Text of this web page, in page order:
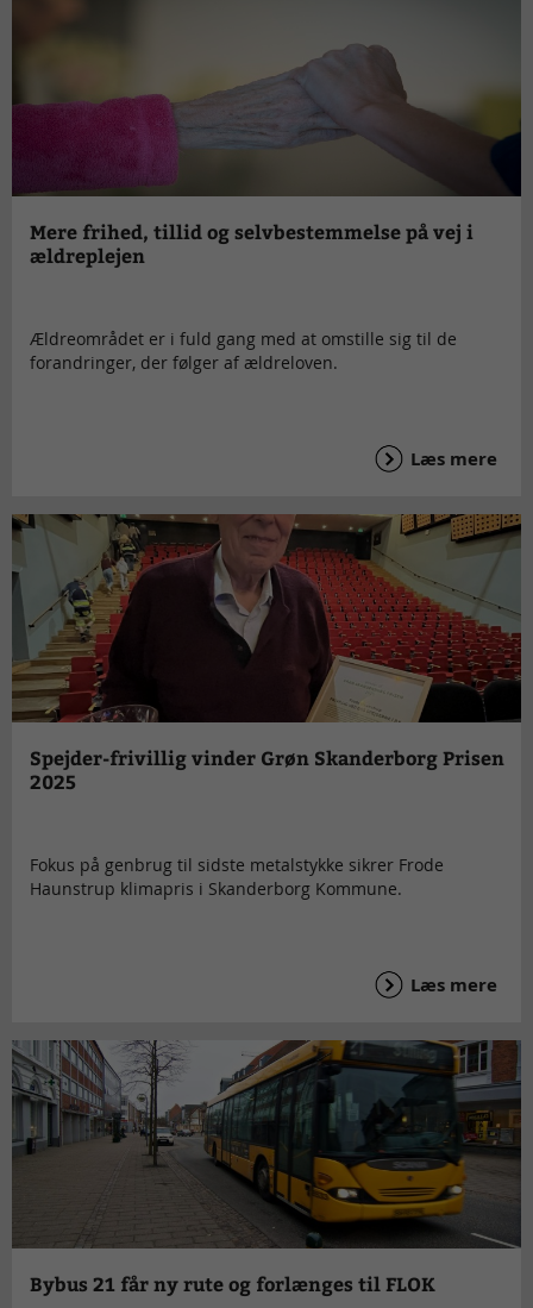
Mere frihed, tillid og selvbestemmelse på vej i
ældreplejen
Ældreområdet er i fuld gang med at omstille sig til de
forandringer, der følger af ældreloven.
Læs mere
Spejder-frivillig vinder Grøn Skanderborg Prisen
2025
Fokus på genbrug til sidste metalstykke sikrer Frode
Haunstrup klimapris i Skanderborg Kommune.
Læs mere
Bybus 21 får ny rute og forlænges til FLOK